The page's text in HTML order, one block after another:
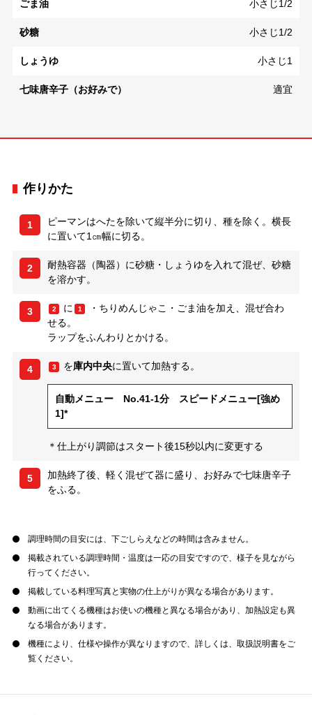
ごま油 小さじ1/2
砂糖 小さじ1/2
しょうゆ 小さじ1
七味唐辛子（お好みで） 適宜
作りかた
1
ピーマンはへたを除いて縦半分に切り、種を除く。横長
に置いて1㎝幅に切る。
2
耐熱容器（陶器）に砂糖・しょうゆを入れて混ぜ、砂糖
を溶かす。
3 2 に 1
・ちりめんじゃこ・ごま油を加え、混ぜ合わ
せる。
ラップをふんわりとかける。
4 3 を庫内中央に置いて加熱する。
自動メニュー No.41-1分 スピードメニュー[強め
1]*
＊仕上がり調節はスタート後15秒以内に変更する
5
加熱終了後、軽く混ぜて器に盛り、お好みで七味唐辛子
をふる。
調理時間の目安には、下ごしらえなどの時間は含みません。
掲載されている調理時間・温度は一応の目安ですので、様子を見ながら
行ってください。
掲載している料理写真と実物の仕上がりが異なる場合があります。
動画に出てくる機種はお使いの機種と異なる場合があり、加熱設定も異
なる場合があります。
機種により、仕様や操作が異なりますので、詳しくは、取扱説明書をご
覧ください。